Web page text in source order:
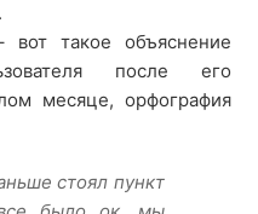
такое объяснение
после его
месяце, орфография
стоял пункт